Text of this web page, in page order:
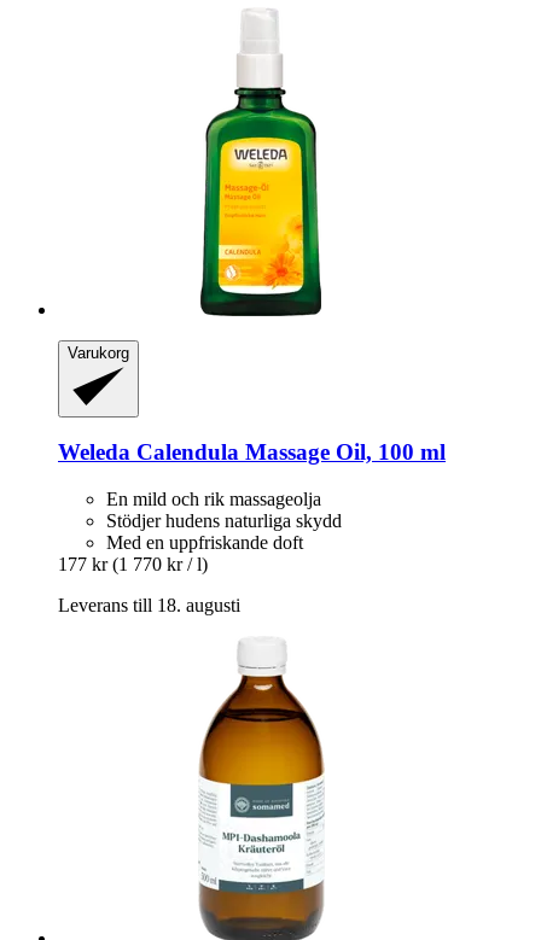
Varukorg
Weleda Calendula Massage Oil, 100 ml
En mild och rik massageolja
Stödjer hudens naturliga skydd
Med en uppfriskande doft
177 kr (1 770 kr / l)
Leverans till 18. augusti